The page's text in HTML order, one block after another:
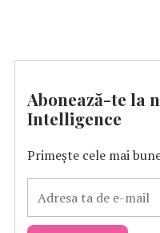
Abonează-te la
Intelligence
Primește cele mai